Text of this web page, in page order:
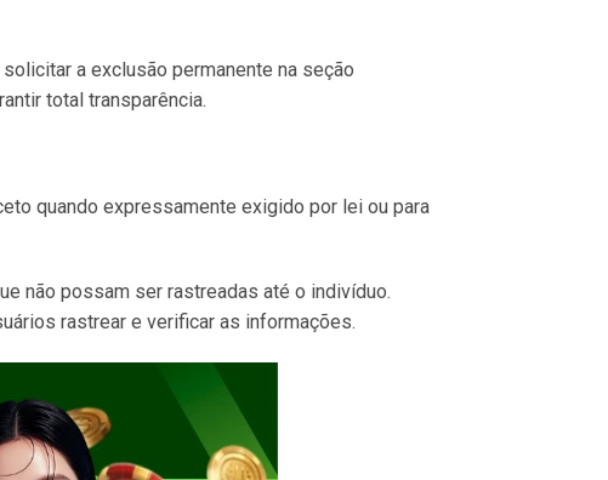
a exclusão permanente na seção
total transparência.
quando expressamente exigido por lei ou para
não possam ser rastreadas até o indivíduo.
rastrear e verificar as informações.